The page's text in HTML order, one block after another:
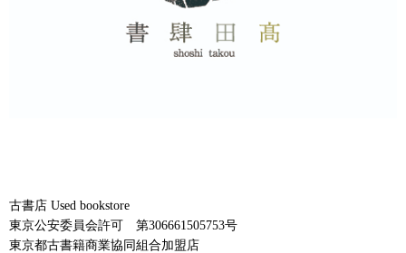
古書店 Used bookstore
東京公安委員会許可 第306661505753号
東京都古書籍商業協同組合加盟店